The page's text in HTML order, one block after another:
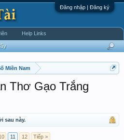
Đăng nhập | Đăng ký
Miền Nam
Thơ Gạo Trắng
sau này.
11 12 Tiếp >
Help Links